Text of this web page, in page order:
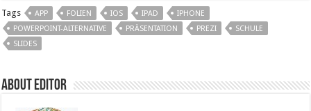
Tags APP FOLIEN IOS IPAD
IPHONE
POWERPOINT-ALTERNATIVE
PRÄSENTATION PREZI
SCHULE
SLIDES
About Editor